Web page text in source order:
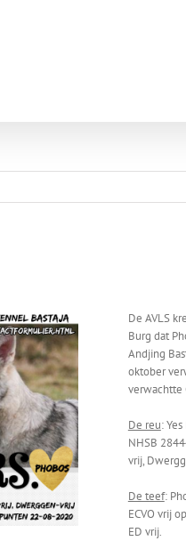
De AVLS
Burg dat
Andjing
oktober
verwachtte
De reu:
NHSB
vrij,
De teef:
ECVO vrij
ED vrij.